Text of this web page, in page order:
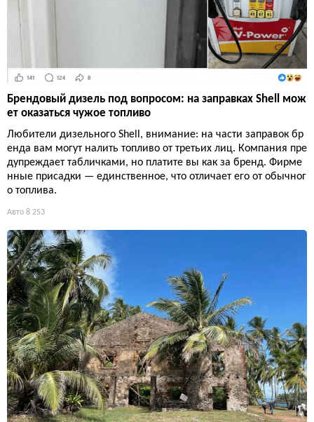
Брендовый дизель под вопросом: на заправках Shell мож
ет оказаться чужое топливо
Любители дизельного Shell, внимание: на части заправок бр
енда вам могут налить топливо от третьих лиц. Компания пре
дупреждает табличками, но платите вы как за бренд. Фирме
нные присадки — единственное, что отличает его от обычног
о топлива.
Авто 8 253